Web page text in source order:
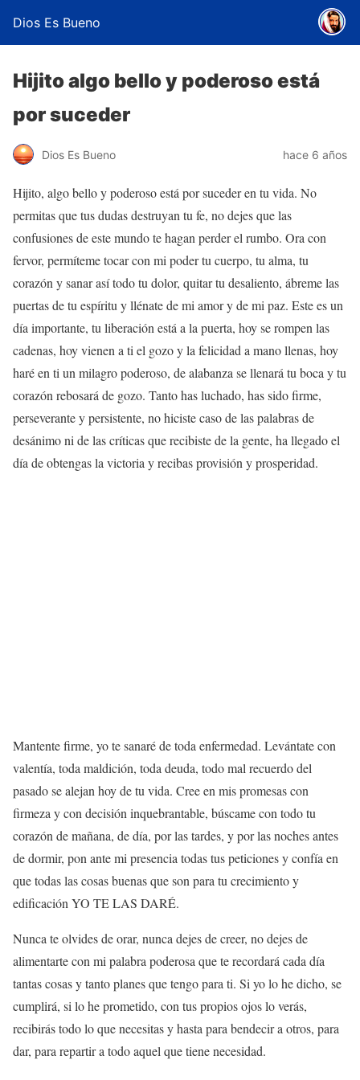
Dios Es Bueno
Hijito algo bello y poderoso está
por suceder
Dios Es Bueno hace 6 años
Hijito, algo bello y poderoso está por suceder en tu vida. No
permitas que tus dudas destruyan tu fe, no dejes que las
confusiones de este mundo te hagan perder el rumbo. Ora con
fervor, permíteme tocar con mi poder tu cuerpo, tu alma, tu
corazón y sanar así todo tu dolor, quitar tu desaliento, ábreme las
puertas de tu espíritu y llénate de mi amor y de mi paz. Este es un
día importante, tu liberación está a la puerta, hoy se rompen las
cadenas, hoy vienen a ti el gozo y la felicidad a mano llenas, hoy
haré en ti un milagro poderoso, de alabanza se llenará tu boca y tu
corazón rebosará de gozo. Tanto has luchado, has sido firme,
perseverante y persistente, no hiciste caso de las palabras de
desánimo ni de las críticas que recibiste de la gente, ha llegado el
día de obtengas la victoria y recibas provisión y prosperidad.
Mantente firme, yo te sanaré de toda enfermedad. Levántate con
valentía, toda maldición, toda deuda, todo mal recuerdo del
pasado se alejan hoy de tu vida. Cree en mis promesas con
firmeza y con decisión inquebrantable, búscame con todo tu
corazón de mañana, de día, por las tardes, y por las noches antes
de dormir, pon ante mi presencia todas tus peticiones y confía en
que todas las cosas buenas que son para tu crecimiento y
edificación YO TE LAS DARÉ.
Nunca te olvides de orar, nunca dejes de creer, no dejes de
alimentarte con mi palabra poderosa que te recordará cada día
tantas cosas y tanto planes que tengo para ti. Si yo lo he dicho, se
cumplirá, si lo he prometido, con tus propios ojos lo verás,
recibirás todo lo que necesitas y hasta para bendecir a otros, para
dar, para repartir a todo aquel que tiene necesidad.